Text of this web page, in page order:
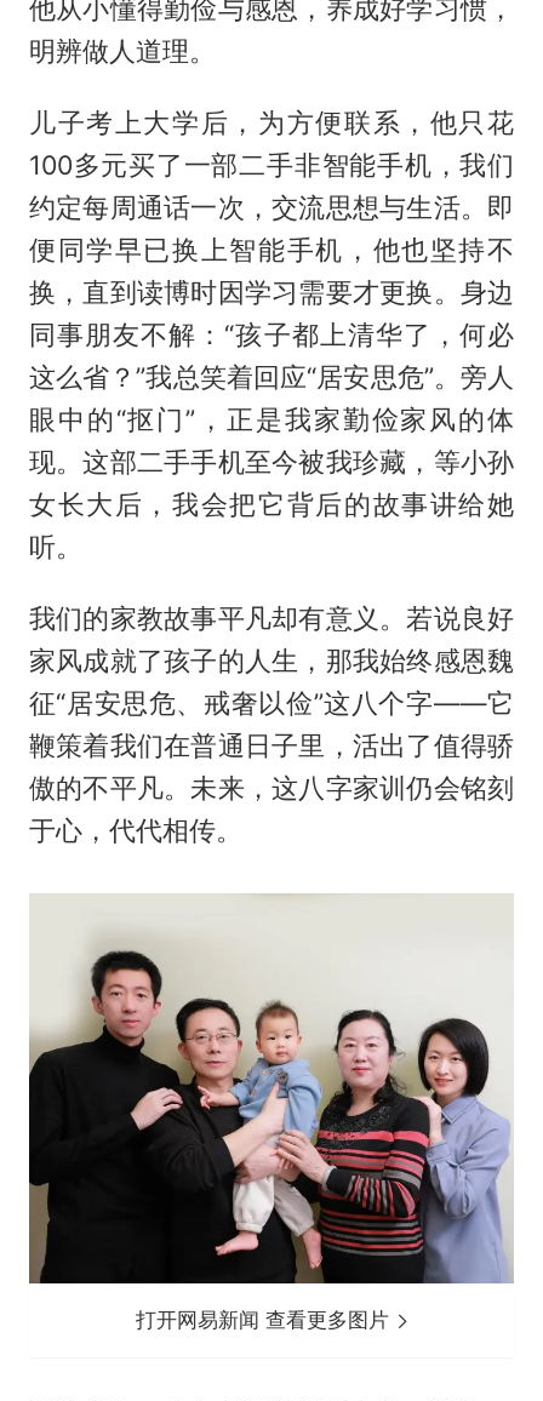
他从小懂得勤俭与感恩，养成好学习惯，
明辨做人道理。
儿子考上大学后，为方便联系，他只花
100多元买了一部二手非智能手机，我们
约定每周通话一次，交流思想与生活。即
便同学早已换上智能手机，他也坚持不
换，直到读博时因学习需要才更换。身边
同事朋友不解：“孩子都上清华了，何必
这么省？”我总笑着回应“居安思危”。旁人
眼中的“抠门”，正是我家勤俭家风的体
现。这部二手手机至今被我珍藏，等小孙
女长大后，我会把它背后的故事讲给她
听。
我们的家教故事平凡却有意义。若说良好
家风成就了孩子的人生，那我始终感恩魏
征“居安思危、戒奢以俭”这八个字——它
鞭策着我们在普通日子里，活出了值得骄
傲的不平凡。未来，这八字家训仍会铭刻
于心，代代相传。
打开网易新闻 查看更多图片